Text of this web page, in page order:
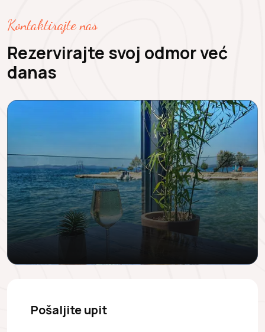
Kontaktirajte nas
Rezervirajte svoj odmor već
danas
Pošaljite upit